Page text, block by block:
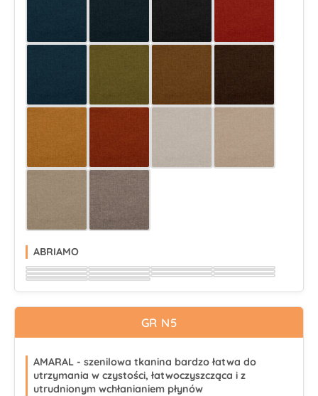
ABRIAMO
Wybierz Wybierz Wybierz Wybierz
Wybierz Wybierz Wybierz Wybierz
Wybierz Wybierz
GR N5
AMARAL - szenilowa tkanina bardzo łatwa do
utrzymania w czystości, łatwoczyszcząca i z
utrudnionym wchłanianiem płynów